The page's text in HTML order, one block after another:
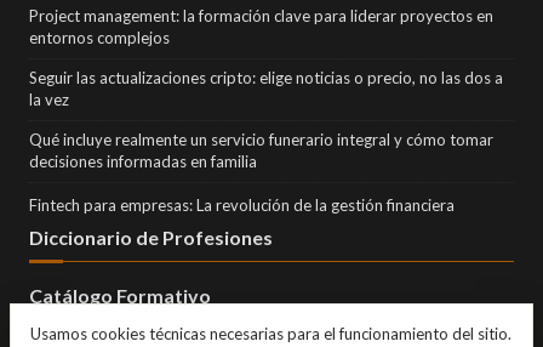
Project management: la formación clave para liderar proyectos en
entornos complejos
Seguir las actualizaciones cripto: elige noticias o precio, no las dos a
la vez
Qué incluye realmente un servicio funerario integral y cómo tomar
decisiones informadas en familia
Fintech para empresas: La revolución de la gestión financiera
Diccionario de Profesiones
Catálogo Formativo
Usamos cookies técnicas necesarias para el funcionamiento del sitio.